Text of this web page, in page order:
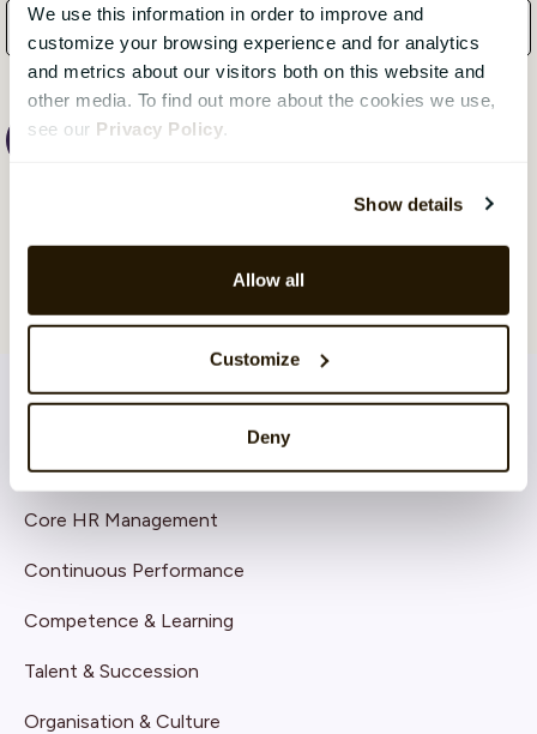
We use this information in order to improve and
customize your browsing experience and for analytics
and metrics about our visitors both on this website and
other media. To find out more about the cookies we use,
see our Privacy Policy
Show details
Allow all
Customize
Deny
LØSNINGER
Core HR Management
Continuous Performance
Competence & Learning
Talent & Succession
Organisation & Culture